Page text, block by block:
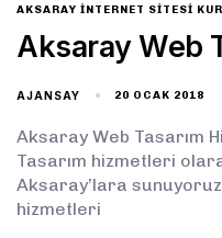
AKSARAY İNTERNET SITESI
Aksaray Web
AJANSAY 20 OCAK 2018
Aksaray Web Tasarım
Tasarım hizmetleri
Aksaray’lara
hizmetleri